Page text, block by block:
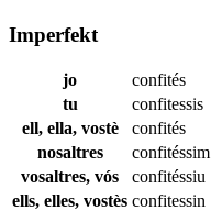
Imperfekt
jo
confités
tu
confitessis
ell, ella, vostè
confités
nosaltres
confitéssim
vosaltres, vós
confitéssiu
ells, elles, vostès confitessin